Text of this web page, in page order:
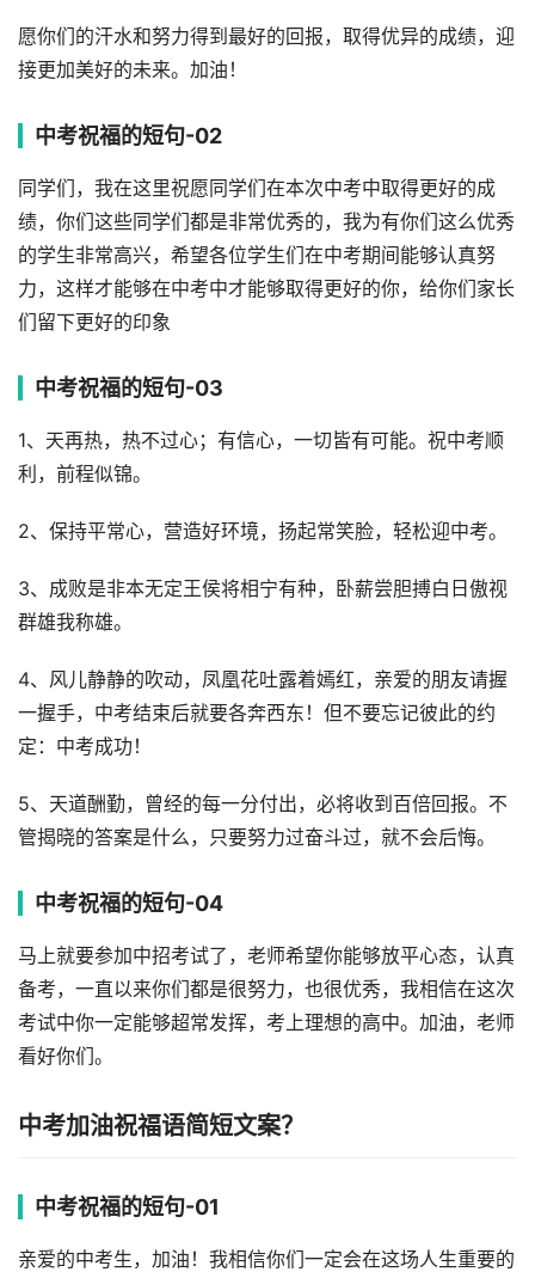
愿你们的汗水和努力得到最好的回报，取得优异的成绩，迎
接更加美好的未来。加油！
中考祝福的短句-02
同学们，我在这里祝愿同学们在本次中考中取得更好的成
绩，你们这些同学们都是非常优秀的，我为有你们这么优秀
的学生非常高兴，希望各位学生们在中考期间能够认真努
力，这样才能够在中考中才能够取得更好的你，给你们家长
们留下更好的印象
中考祝福的短句-03
1、天再热，热不过心；有信心，一切皆有可能。祝中考顺
利，前程似锦。
2、保持平常心，营造好环境，扬起常笑脸，轻松迎中考。
3、成败是非本无定王侯将相宁有种，卧薪尝胆搏白日傲视
群雄我称雄。
4、风儿静静的吹动，凤凰花吐露着嫣红，亲爱的朋友请握
一握手，中考结束后就要各奔西东！但不要忘记彼此的约
定：中考成功！
5、天道酬勤，曾经的每一分付出，必将收到百倍回报。不
管揭晓的答案是什么，只要努力过奋斗过，就不会后悔。
中考祝福的短句-04
马上就要参加中招考试了，老师希望你能够放平心态，认真
备考，一直以来你们都是很努力，也很优秀，我相信在这次
考试中你一定能够超常发挥，考上理想的高中。加油，老师
看好你们。
中考加油祝福语简短文案？
中考祝福的短句-01
亲爱的中考生，加油！我相信你们一定会在这场人生重要的